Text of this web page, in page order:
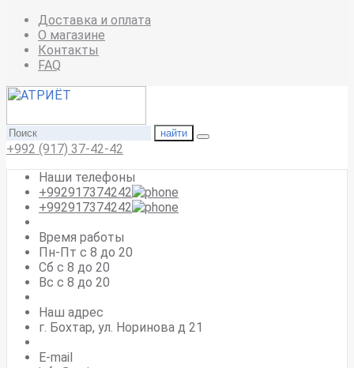
Доставка и оплата
О магазине
Контакты
FAQ
найти
+992 (917) 37-42-42
Наши телефоны
+992917374242
+992917374242
Время работы
Пн-Пт с 8 до 20
Сб с 8 до 20
Вс c 8 до 20
Наш адрес
г. Бохтар, ул. Норинова д 21
E-mail